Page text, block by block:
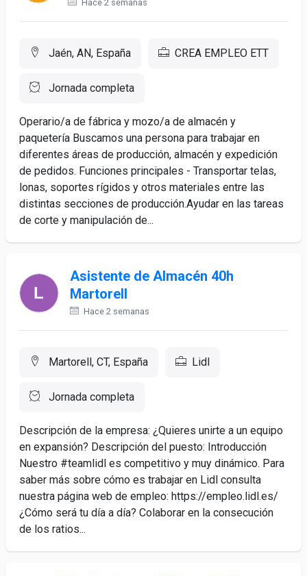
Hace 2 semanas
Jaén, AN, España CREA EMPLEO ETT
Jornada completa
Operario/a de fábrica y mozo/a de almacén y
paquetería Buscamos una persona para trabajar en
diferentes áreas de producción, almacén y expedición
de pedidos. Funciones principales - Transportar telas,
lonas, soportes rígidos y otros materiales entre las
distintas secciones de producción.Ayudar en las tareas
de corte y manipulación de...
Asistente de Almacén 40h
Martorell
Hace 2 semanas
Martorell, CT, España Lidl
Jornada completa
Descripción de la empresa: ¿Quieres unirte a un equipo
en expansión? Descripción del puesto: Introducción
Nuestro #teamlidl es competitivo y muy dinámico. Para
saber más sobre cómo es trabajar en Lidl consulta
nuestra página web de empleo: https://empleo.lidl.es/
¿Cómo será tu día a día? Colaborar en la consecución
de los ratios...